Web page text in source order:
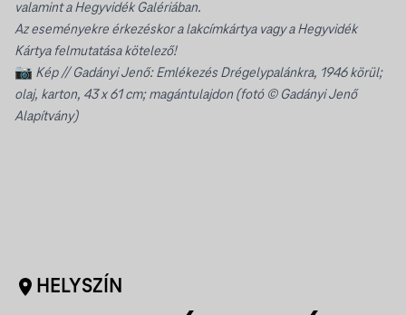
valamint a Hegyvidék Galériában.
Az eseményekre érkezéskor a lakcímkártya vagy a Hegyvidék
Kártya felmutatása kötelező!
📷 Kép // Gadányi Jenő: Emlékezés Drégelypalánkra, 1946 körül;
olaj, karton, 43 x 61 cm; magántulajdon (fotó © Gadányi Jenő
Alapítvány)
HELYSZÍN